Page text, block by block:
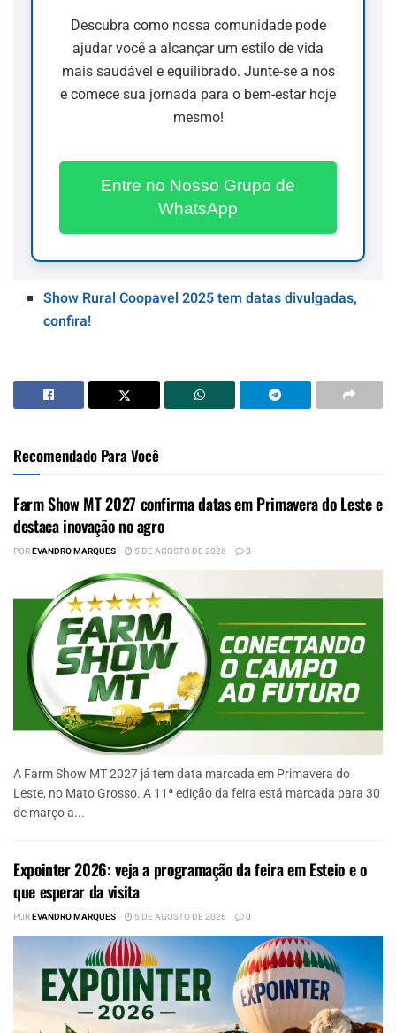
Descubra como nossa comunidade pode
ajudar você a alcançar um estilo de vida
mais saudável e equilibrado. Junte-se a nós
e comece sua jornada para o bem-estar hoje
mesmo!
Entre no Nosso Grupo de
WhatsApp
Show Rural Coopavel 2025 tem datas divulgadas,
confira!
Recomendado Para Você
Farm Show MT 2027 confirma datas em Primavera do Leste e
destaca inovação no agro
POREVANDRO MARQUES 5 DE AGOSTO DE 2026 0
A Farm Show MT 2027 já tem data marcada em Primavera do
Leste, no Mato Grosso. A 11ª edição da feira está marcada para 30
de março a...
Expointer 2026: veja a programação da feira em Esteio e o
que esperar da visita
POREVANDRO MARQUES 5 DE AGOSTO DE 2026 0